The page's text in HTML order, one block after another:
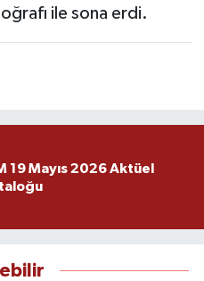
ile sona erdi.
19 Mayıs 2026 Aktüel